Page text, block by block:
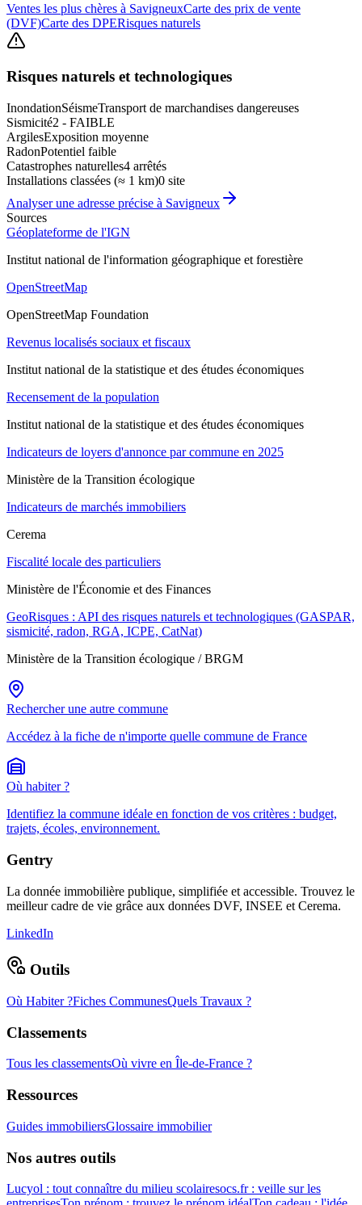
Ventes les plus chères à SavigneuxCarte des prix de vente
(DVF)Carte des DPERisques naturels
Risques naturels et technologiques
InondationSéismeTransport de marchandises dangereuses
Sismicité2 - FAIBLE
ArgilesExposition moyenne
RadonPotentiel faible
Catastrophes naturelles4 arrêtés
Installations classées (≈ 1 km)0 site
Analyser une adresse précise à Savigneux
Sources
Géoplateforme de l'IGN
Institut national de l'information géographique et forestière
OpenStreetMap
OpenStreetMap Foundation
Revenus localisés sociaux et fiscaux
Institut national de la statistique et des études économiques
Recensement de la population
Institut national de la statistique et des études économiques
Indicateurs de loyers d'annonce par commune en 2025
Ministère de la Transition écologique
Indicateurs de marchés immobiliers
Cerema
Fiscalité locale des particuliers
Ministère de l'Économie et des Finances
GeoRisques : API des risques naturels et technologiques (GASPAR,
sismicité, radon, RGA, ICPE, CatNat)
Ministère de la Transition écologique / BRGM
Rechercher une autre commune
Accédez à la fiche de n'importe quelle commune de France
Où habiter ?
Identifiez la commune idéale en fonction de vos critères : budget,
trajets, écoles, environnement.
Gentry
La donnée immobilière publique, simplifiée et accessible. Trouvez le
meilleur cadre de vie grâce aux données DVF, INSEE et Cerema.
LinkedIn
Outils
Où Habiter ?Fiches CommunesQuels Travaux ?
Classements
Tous les classementsOù vivre en Île-de-France ?
Ressources
Guides immobiliersGlossaire immobilier
Nos autres outils
Lucyol : tout connaître du milieu scolairesocs.fr : veille sur les